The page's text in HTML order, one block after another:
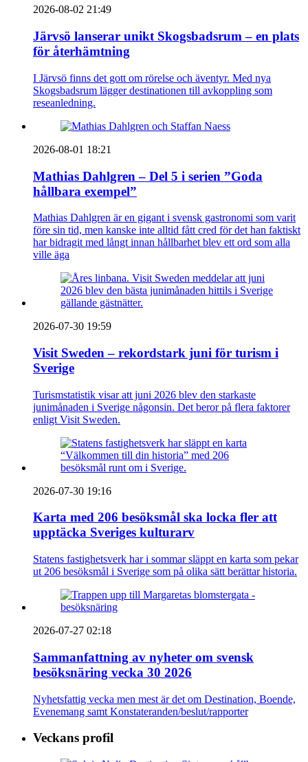
2026-08-02 21:49
Järvsö lanserar unikt Skogsbadsrum – en plats
för återhämtning
I Järvsö finns det gott om rörelse och äventyr. Med nya
Skogsbadsrum lägger destinationen till avkoppling som
reseanledning.
2026-08-01 18:21
Mathias Dahlgren – Del 5 i serien ”Goda
hållbara exempel”
Mathias Dahlgren är en gigant i svensk gastronomi som varit
före sin tid, men kanske inte alltid fått cred för det han faktiskt
har bidragit med långt innan hållbarhet blev ett ord som alla
ville äga
2026-07-30 19:59
Visit Sweden – rekordstark juni för turism i
Sverige
Turismstatistik visar att juni 2026 blev den starkaste
junimånaden i Sverige någonsin. Det beror på flera faktorer
enligt Visit Sweden.
2026-07-30 19:16
Karta med 206 besöksmål ska locka fler att
upptäcka Sveriges kulturarv
Statens fastighetsverk har i sommar släppt en karta som pekar
ut 206 besöksmål i Sverige som på olika sätt berättar historia.
2026-07-27 02:18
Sammanfattning av nyheter om svensk
besöksnäring vecka 30 2026
Nyhetsfattig vecka men mest är det om Destination, Boende,
Evenemang samt Konstateranden/beslut/rapporter
Veckans profil